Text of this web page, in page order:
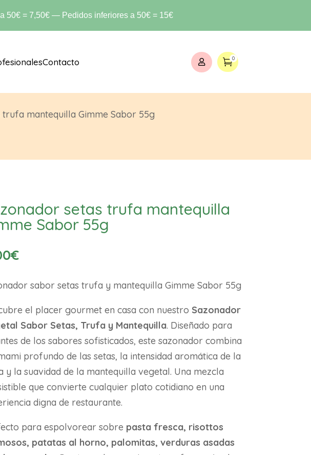
50€ = 7,50€ — Pedidos inferiores a 50€ = 15€
Contacto  0
mantequilla Gimme Sabor 55g
setas trufa mantequilla
Sabor 55g
€
sabor setas trufa y mantequilla Gimme Sabor 55g
el placer gourmet en casa con nuestro Sazonador
Sabor Setas, Trufa y Mantequilla. Diseñado para
de los sabores sofisticados, este sazonador combina
profundo de las setas, la intensidad aromática de la
y la suavidad de la mantequilla vegetal. Una mezcla
que convierte cualquier plato cotidiano en una
digna de restaurante.
para espolvorear sobre pasta fresca, risottos
patatas al horno, palomitas, verduras asadas